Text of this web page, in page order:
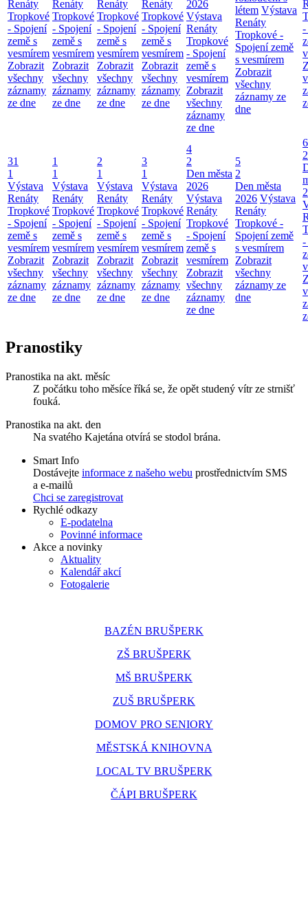
Renáty
Tropkové
- Spojení
země s
vesmírem
Zobrazit
všechny
záznamy
ze dne
Renáty
Tropkové
- Spojení
země s
vesmírem
Zobrazit
všechny
záznamy
ze dne
Renáty
Tropkové
- Spojení
země s
vesmírem
Zobrazit
všechny
záznamy
ze dne
Renáty
Tropkové
- Spojení
země s
vesmírem
Zobrazit
všechny
záznamy
ze dne
2026
Výstava
Renáty
Tropkové
- Spojení
země s
vesmírem
Zobrazit
všechny
záznamy
ze dne
létem Výstava
Renáty
Tropkové -
Spojení země
s vesmírem
Zobrazit
všechny
záznamy ze
dne
-
31
1
Výstava
Renáty
Tropkové
- Spojení
země s
vesmírem
Zobrazit
všechny
záznamy
ze dne
1
1
Výstava
Renáty
Tropkové
- Spojení
země s
vesmírem
Zobrazit
všechny
záznamy
ze dne
2
1
Výstava
Renáty
Tropkové
- Spojení
země s
vesmírem
Zobrazit
všechny
záznamy
ze dne
3
1
Výstava
Renáty
Tropkové
- Spojení
země s
vesmírem
Zobrazit
všechny
záznamy
ze dne
4
2
Den města
2026
Výstava
Renáty
Tropkové
- Spojení
země s
vesmírem
Zobrazit
všechny
záznamy
ze dne
5
2
Den města
2026 Výstava
Renáty
Tropkové -
Spojení země
s vesmírem
Zobrazit
všechny
záznamy ze
dne
6
2
-
Pranostiky
Pranostika na akt. měsíc
Z počátku toho měsíce říká se, že opět studený vítr ze strnišť
fouká.
Pranostika na akt. den
Na svatého Kajetána otvírá se stodol brána.
Smart Info
Dostávejte informace z našeho webu prostřednictvím SMS
a e-mailů
Chci se zaregistrovat
Rychlé odkazy
E-podatelna
Povinné informace
Akce a novinky
Aktuality
Kalendář akcí
Fotogalerie
BAZÉN BRUŠPERK
ZŠ BRUŠPERK
MŠ BRUŠPERK
ZUŠ BRUŠPERK
DOMOV PRO SENIORY
MĚSTSKÁ KNIHOVNA
LOCAL TV BRUŠPERK
ČÁPI BRUŠPERK